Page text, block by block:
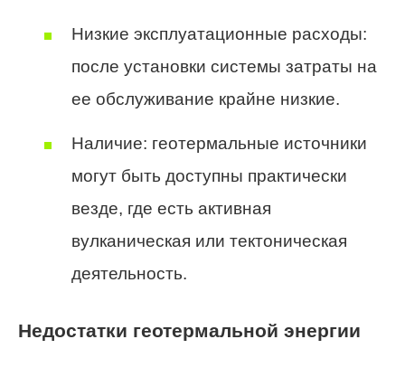
Низкие эксплуатационные расходы:
после установки системы затраты на
ее обслуживание крайне низкие.
Наличие: геотермальные источники
могут быть доступны практически
везде, где есть активная
вулканическая или тектоническая
деятельность.
Недостатки геотермальной энергии